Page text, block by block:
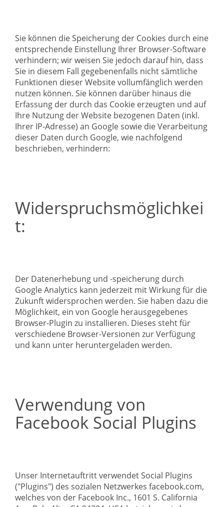
Sie können die Speicherung der Cookies durch eine
entsprechende Einstellung Ihrer Browser-Software
verhindern; wir weisen Sie jedoch darauf hin, dass
Sie in diesem Fall gegebenenfalls nicht sämtliche
Funktionen dieser Website vollumfänglich werden
nutzen können. Sie können darüber hinaus die
Erfassung der durch das Cookie erzeugten und auf
Ihre Nutzung der Website bezogenen Daten (inkl.
Ihrer IP-Adresse) an Google sowie die Verarbeitung
dieser Daten durch Google, wie nachfolgend
beschrieben, verhindern:
Widerspruchsmöglichkei
t:
Der Datenerhebung und -speicherung durch
Google Analytics kann jederzeit mit Wirkung für die
Zukunft widersprochen werden. Sie haben dazu die
Möglichkeit, ein von Google herausgegebenes
Browser-Plugin zu installieren. Dieses steht für
verschiedene Browser-Versionen zur Verfügung
und kann unter heruntergeladen werden.
Verwendung von
Facebook Social Plugins
Unser Internetauftritt verwendet Social Plugins
("Plugins") des sozialen Netzwerkes facebook.com,
welches von der Facebook Inc., 1601 S. California